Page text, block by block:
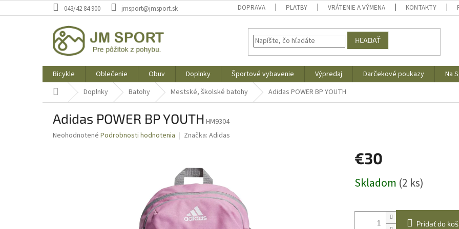
na
043/42 84 900 jmsport@jmsport.sk DOPRAVA PLATBY VRÁTENIE A VÝMENA KONTAKTY
HĽADAŤ
Bicykle Oblečenie Obuv Doplnky Športové vybavenie Výpredaj Darčekové poukazy Na
DomovDoplnky Batohy Mestské, školské batohy Adidas POWER BP YOUTH
Adidas POWER BP YOUTH HM9304
Priemerné
Neohodnotené Podrobnosti hodnotenia Značka: Adidas
€30
cena:
Skladom (2 ks)
Pridať do